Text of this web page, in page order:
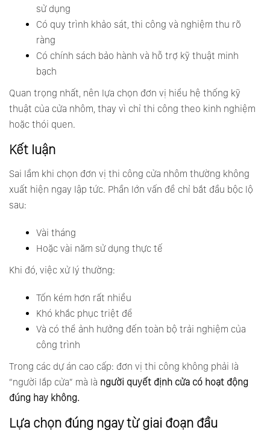
sử dụng
Có quy trình khảo sát, thi công và nghiệm thu rõ
ràng
Có chính sách bảo hành và hỗ trợ kỹ thuật minh
bạch
Quan trọng nhất, nên lựa chọn đơn vị hiểu hệ thống kỹ
thuật của cửa nhôm, thay vì chỉ thi công theo kinh nghiệm
hoặc thói quen.
Kết luận
Sai lầm khi chọn đơn vị thi công cửa nhôm thường không
xuất hiện ngay lập tức. Phần lớn vấn đề chỉ bắt đầu bộc lộ
sau:
Vài tháng
Hoặc vài năm sử dụng thực tế
Khi đó, việc xử lý thường:
Tốn kém hơn rất nhiều
Khó khắc phục triệt để
Và có thể ảnh hưởng đến toàn bộ trải nghiệm của
công trình
Trong các dự án cao cấp: đơn vị thi công không phải là
“người lắp cửa” mà là người quyết định cửa có hoạt động
đúng hay không.
Lựa chọn đúng ngay từ giai đoạn đầu